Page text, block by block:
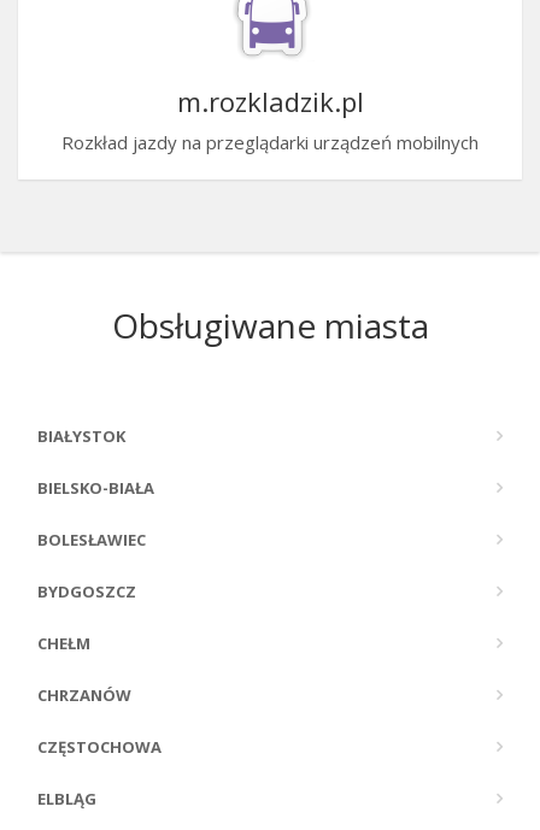
m.rozkladzik.pl
Rozkład jazdy na przeglądarki urządzeń mobilnych
Obsługiwane miasta
BIAŁYSTOK
BIELSKO-BIAŁA
BOLESŁAWIEC
BYDGOSZCZ
CHEŁM
CHRZANÓW
CZĘSTOCHOWA
ELBLĄG